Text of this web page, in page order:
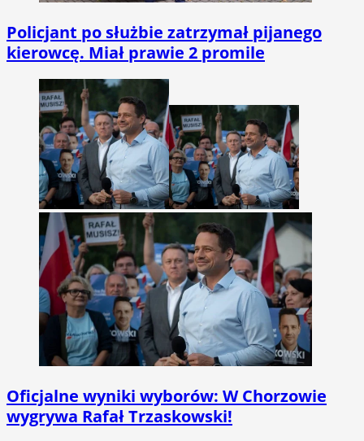
Policjant po służbie zatrzymał pijanego
kierowcę. Miał prawie 2 promile
Oficjalne wyniki wyborów: W Chorzowie
wygrywa Rafał Trzaskowski!